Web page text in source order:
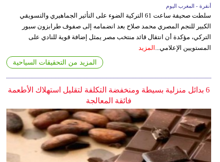
أنقرة - المغرب اليوم
سلطت صحيفة ساعت 61 التركية الضوء على التأثير الجماهيري والتسويقي
الكبير للنجم المصري محمد صلاح بعد انضمامه إلى صفوف طرابزون سبور
التركي، مؤكدة أن انتقال قائد منتخب مصر يمثل إضافة قوية للنادي على
المستويين الإعلامي... المزيد
المزيد من التحقيقات السياحية
6 بدائل منزلية بسيطة ومنخفضة التكلفة لتقليل استهلاك الأطعمة
فائقة المعالجة